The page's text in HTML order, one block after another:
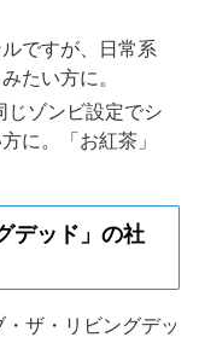
ルですが、日常系
たい方に。
じゾンビ設定でシ
に。「お紅茶」
デッド」の社
ザ・リビングデッ